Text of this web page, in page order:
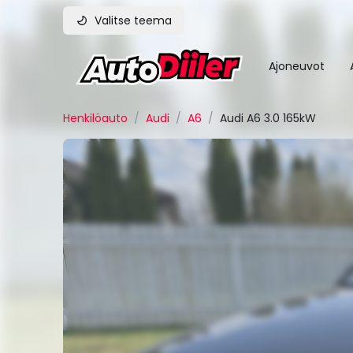
Valitse teema
Ajoneuvot
Henkilöauto / Audi / A6 / Audi A6 3.0 165kW